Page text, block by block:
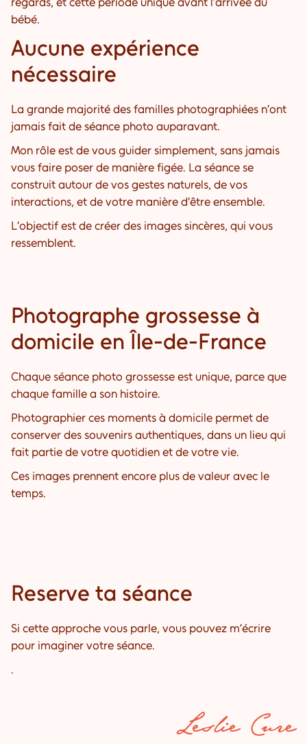
bébé.
Aucune expérience
nécessaire
La grande majorité des familles photographiées n’ont
jamais fait de séance photo auparavant.
Mon rôle est de vous guider simplement, sans jamais
vous faire poser de manière figée. La séance se
construit autour de vos gestes naturels, de vos
interactions, et de votre manière d’être ensemble.
L’objectif est de créer des images sincères, qui vous
ressemblent.
Photographe grossesse à
domicile en Île-de-France
Chaque séance photo grossesse est unique, parce que
chaque famille a son histoire.
Photographier ces moments à domicile permet de
conserver des souvenirs authentiques, dans un lieu qui
fait partie de votre quotidien et de votre vie.
Ces images prennent encore plus de valeur avec le
temps.
Reserve ta séance
Si cette approche vous parle, vous pouvez m’écrire
pour imaginer votre séance.
.
Leslie Cure